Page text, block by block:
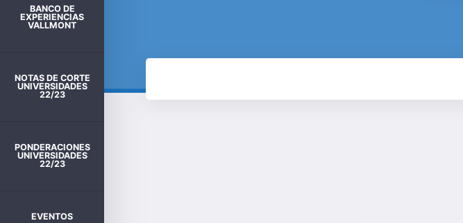
BANCO DE
EXPERIENCIAS
VALLMONT
NOTAS DE CORTE
UNIVERSIDADES
22/23
PONDERACIONES
UNIVERSIDADES
22/23
EVENTOS